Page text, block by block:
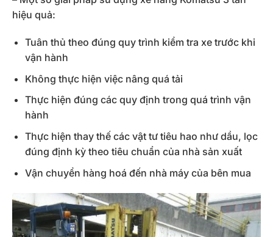
hiệu quả:
Tuân thủ theo đúng quy trình kiểm tra xe trước khi
vận hành
Không thực hiện việc nâng quá tải
Thực hiện đúng các quy định trong quá trình vận
hành
Thực hiện thay thế các vật tư tiêu hao như dầu, lọc
đúng định kỳ theo tiêu chuẩn của nhà sản xuất
Vận chuyển hàng hoá đến nhà máy của bên mua